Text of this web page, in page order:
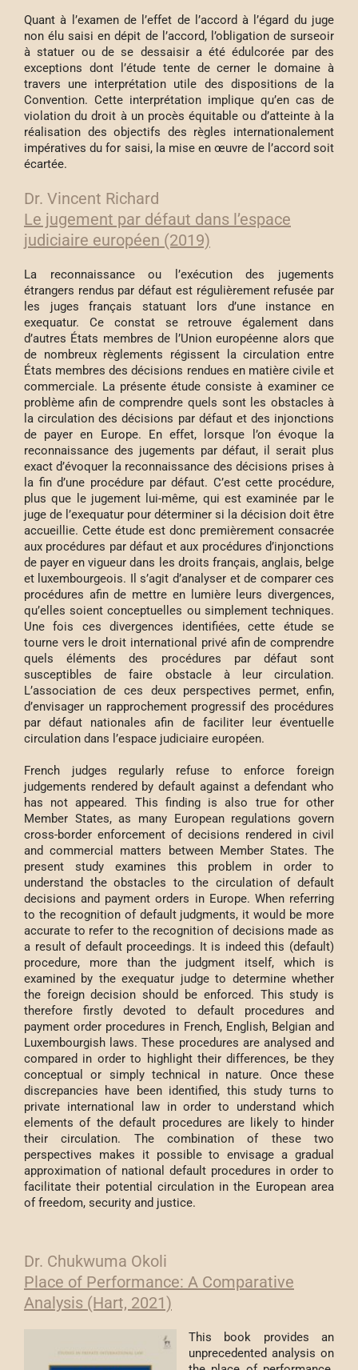
Quant à l’examen de l’effet de l’accord à l’égard du juge
non élu saisi en dépit de l’accord, l’obligation de surseoir
à statuer ou de se dessaisir a été édulcorée par des
exceptions dont l’étude tente de cerner le domaine à
travers une interprétation utile des dispositions de la
Convention. Cette interprétation implique qu’en cas de
violation du droit à un procès équitable ou d’atteinte à la
réalisation des objectifs des règles internationalement
impératives du for saisi, la mise en œuvre de l’accord soit
écartée.
Dr. Vincent Richard
Le jugement par défaut dans l’espace
judiciaire européen (2019)
La reconnaissance ou l’exécution des jugements
étrangers rendus par défaut est régulièrement refusée par
les juges français statuant lors d’une instance en
exequatur. Ce constat se retrouve également dans
d’autres États membres de l’Union européenne alors que
de nombreux règlements régissent la circulation entre
États membres des décisions rendues en matière civile et
commerciale. La présente étude consiste à examiner ce
problème afin de comprendre quels sont les obstacles à
la circulation des décisions par défaut et des injonctions
de payer en Europe. En effet, lorsque l’on évoque la
reconnaissance des jugements par défaut, il serait plus
exact d’évoquer la reconnaissance des décisions prises à
la fin d’une procédure par défaut. C’est cette procédure,
plus que le jugement lui-même, qui est examinée par le
juge de l’exequatur pour déterminer si la décision doit être
accueillie. Cette étude est donc premièrement consacrée
aux procédures par défaut et aux procédures d’injonctions
de payer en vigueur dans les droits français, anglais, belge
et luxembourgeois. Il s’agit d’analyser et de comparer ces
procédures afin de mettre en lumière leurs divergences,
qu’elles soient conceptuelles ou simplement techniques.
Une fois ces divergences identifiées, cette étude se
tourne vers le droit international privé afin de comprendre
quels éléments des procédures par défaut sont
susceptibles de faire obstacle à leur circulation.
L’association de ces deux perspectives permet, enfin,
d’envisager un rapprochement progressif des procédures
par défaut nationales afin de faciliter leur éventuelle
circulation dans l’espace judiciaire européen.
French judges regularly refuse to enforce foreign
judgements rendered by default against a defendant who
has not appeared. This finding is also true for other
Member States, as many European regulations govern
cross-border enforcement of decisions rendered in civil
and commercial matters between Member States. The
present study examines this problem in order to
understand the obstacles to the circulation of default
decisions and payment orders in Europe. When referring
to the recognition of default judgments, it would be more
accurate to refer to the recognition of decisions made as
a result of default proceedings. It is indeed this (default)
procedure, more than the judgment itself, which is
examined by the exequatur judge to determine whether
the foreign decision should be enforced. This study is
therefore firstly devoted to default procedures and
payment order procedures in French, English, Belgian and
Luxembourgish laws. These procedures are analysed and
compared in order to highlight their differences, be they
conceptual or simply technical in nature. Once these
discrepancies have been identified, this study turns to
private international law in order to understand which
elements of the default procedures are likely to hinder
their circulation. The combination of these two
perspectives makes it possible to envisage a gradual
approximation of national default procedures in order to
facilitate their potential circulation in the European area
of freedom, security and justice.
Dr. Chukwuma Okoli
Place of Performance: A Comparative
Analysis (Hart, 2021)
This book provides an
unprecedented analysis on